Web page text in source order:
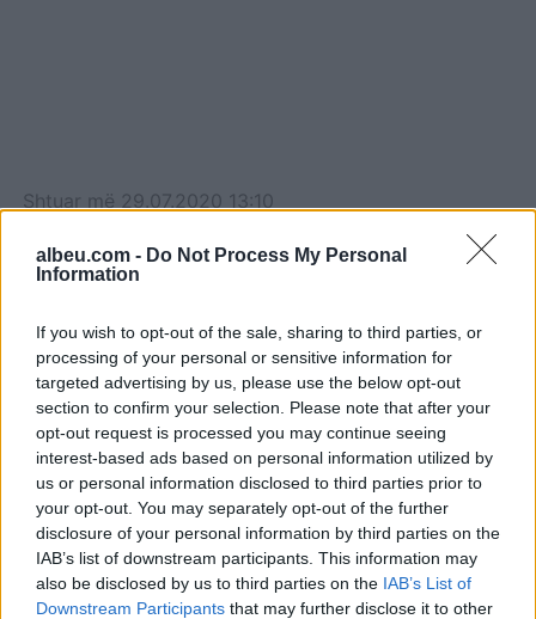
albeu.com - Do Not Process My Personal
Information
If you wish to opt-out of the sale, sharing to third parties, or
processing of your personal or sensitive information for
targeted advertising by us, please use the below opt-out
section to confirm your selection. Please note that after your
opt-out request is processed you may continue seeing
interest-based ads based on personal information utilized by
us or personal information disclosed to third parties prior to
your opt-out. You may separately opt-out of the further
disclosure of your personal information by third parties on the
IAB’s list of downstream participants. This information may
also be disclosed by us to third parties on the IAB’s List of
Downstream Participants that may further disclose it to other
Shtuar më 29.07.2020 13:10
E rëndë/ Skiatorja ndërron
jetë në moshën 19-vjeçare
Rrëfim tronditës nga
Einxhel Shkira: Në
moshën 15-vjeçare jam…